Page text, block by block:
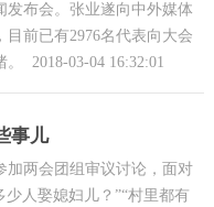
发布会。张业遂向中外媒体
前已有2976名代表向大会
2018-03-04 16:32:01
事儿
加两会团组审议讨论，面对
人娶媳妇儿？”“村里都有